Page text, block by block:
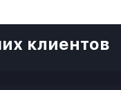
клиентов